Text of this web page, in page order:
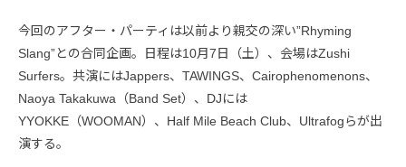
今回のアフター・パーティは以前より親交の深い”Rhyming
Slang”との合同企画。日程は10月7日（土）、会場はZushi
Surfers。共演にはJappers、TAWINGS、Cairophenomenons、
Naoya Takakuwa（Band Set）、DJには
YYOKKE（WOOMAN）、Half Mile Beach Club、Ultrafogらが出
演する。